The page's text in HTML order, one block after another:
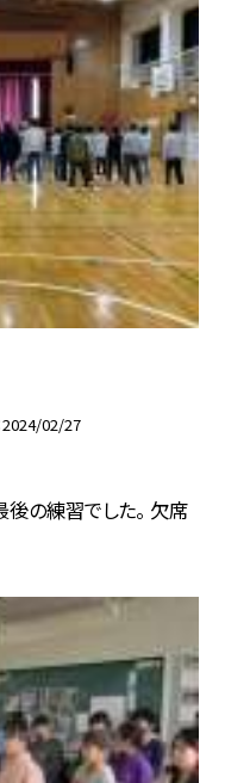
2024/02/27
の練習でした。 欠席